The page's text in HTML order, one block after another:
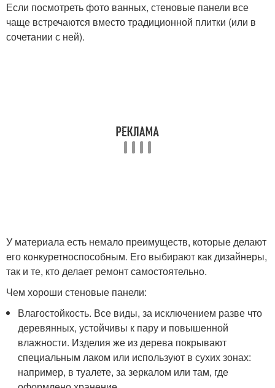
Если посмотреть фото ванных, стеновые панели все
чаще встречаются вместо традиционной плитки (или в
сочетании с ней).
У материала есть немало преимуществ, которые делают
его конкуретноспособным. Его выбирают как дизайнеры,
так и те, кто делает ремонт самостоятельно.
Чем хороши стеновые панели:
Влагостойкость. Все виды, за исключением разве что
деревянных, устойчивы к пару и повышенной
влажности. Изделия же из дерева покрывают
специальным лаком или используют в сухих зонах:
например, в туалете, за зеркалом или там, где